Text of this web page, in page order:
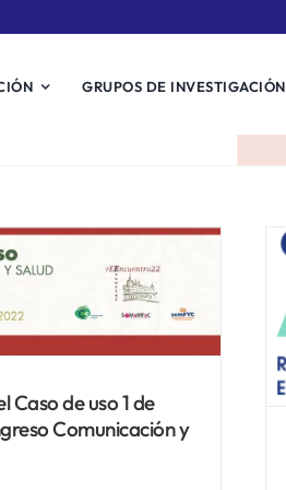
GRUPOS DE INVESTIGACIÓN
Caso de uso 1 de
Comunicación y
ADINBERRI
Biosistemak